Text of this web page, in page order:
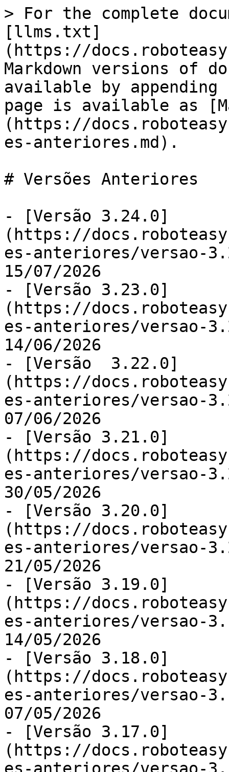
> For the complete
[llms.txt]
(https://
Markdown versions of
available by
page is available as
(https://
es-anteriores.md).
# Versões Anteriores
- [Versão 3.24.0]
(https://
es-anteriores/versao-
15/07/2026
- [Versão 3.23.0]
(https://
es-anteriores/versao-
14/06/2026
- [Versão  3.22.0]
(https://
es-anteriores/versao-
07/06/2026
- [Versão 3.21.0]
(https://
es-anteriores/versao-
30/05/2026
- [Versão 3.20.0]
(https://
es-anteriores/versao-
21/05/2026
- [Versão 3.19.0]
(https://
es-anteriores/versao-
14/05/2026
- [Versão 3.18.0]
(https://
es-anteriores/versao-
07/05/2026
- [Versão 3.17.0]
(https://